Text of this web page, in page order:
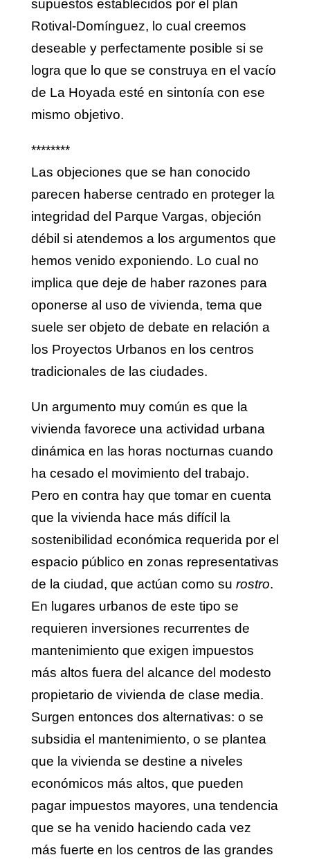
supuestos establecidos por el plan
Rotival-Domínguez, lo cual creemos
deseable y perfectamente posible si se
logra que lo que se construya en el vacío
de La Hoyada esté en sintonía con ese
mismo objetivo.
********
Las objeciones que se han conocido
parecen haberse centrado en proteger la
integridad del Parque Vargas, objeción
débil si atendemos a los argumentos que
hemos venido exponiendo. Lo cual no
implica que deje de haber razones para
oponerse al uso de vivienda, tema que
suele ser objeto de debate en relación a
los Proyectos Urbanos en los centros
tradicionales de las ciudades.
Un argumento muy común es que la
vivienda favorece una actividad urbana
dinámica en las horas nocturnas cuando
ha cesado el movimiento del trabajo.
Pero en contra hay que tomar en cuenta
que la vivienda hace más difícil la
sostenibilidad económica requerida por el
espacio público en zonas representativas
de la ciudad, que actúan como su rostro.
En lugares urbanos de este tipo se
requieren inversiones recurrentes de
mantenimiento que exigen impuestos
más altos fuera del alcance del modesto
propietario de vivienda de clase media.
Surgen entonces dos alternativas: o se
subsidia el mantenimiento, o se plantea
que la vivienda se destine a niveles
económicos más altos, que pueden
pagar impuestos mayores, una tendencia
que se ha venido haciendo cada vez
más fuerte en los centros de las grandes